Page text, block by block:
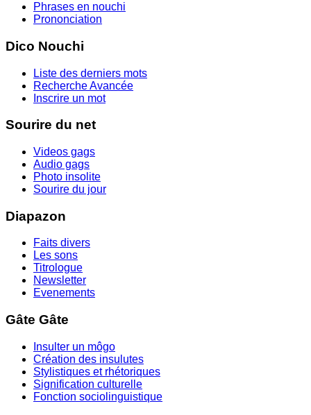
Phrases en nouchi
Prononciation
Dico Nouchi
Liste des derniers mots
Recherche Avancée
Inscrire un mot
Sourire du net
Videos gags
Audio gags
Photo insolite
Sourire du jour
Diapazon
Faits divers
Les sons
Titrologue
Newsletter
Evenements
Gâte Gâte
Insulter un môgo
Création des insulutes
Stylistiques et rhétoriques
Signification culturelle
Fonction sociolinguistique